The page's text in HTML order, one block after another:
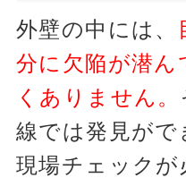
外壁の中には、
分に欠陥が潜ん
くありません。
線では発見がで
現場チェックが